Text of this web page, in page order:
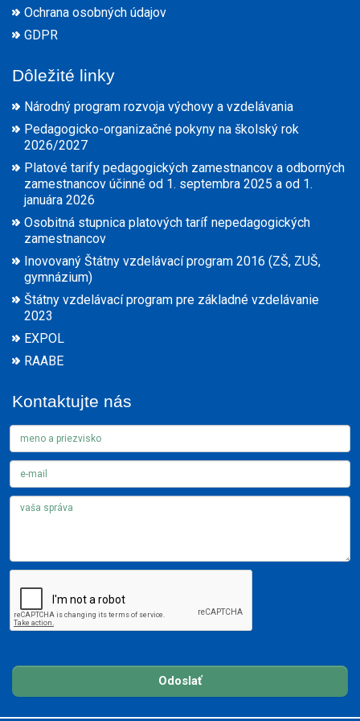
Ochrana osobných údajov
GDPR
Dôležité linky
Národný program rozvoja výchovy a vzdelávania
Pedagogicko-organizačné pokyny na školský rok
2026/2027
Platové tarify pedagogických zamestnancov a odborných
zamestnancov účinné od 1. septembra 2025 a od 1.
januára 2026
Osobitná stupnica platových taríf nepedagogických
zamestnancov
Inovovaný Štátny vzdelávací program 2016 (ZŠ, ZUŠ,
gymnázium)
Štátny vzdelávací program pre základné vzdelávanie
2023
EXPOL
RAABE
Kontaktujte nás
Odoslať